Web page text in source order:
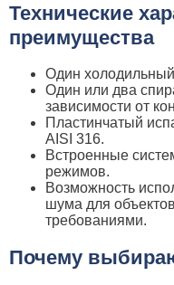
Технические
преимущества
Один холодильный
Один или два
зависимости от
Пластинчатый
AISI 316.
Встроенные
режимов.
Возможность
шума для
требованиями.
Почему